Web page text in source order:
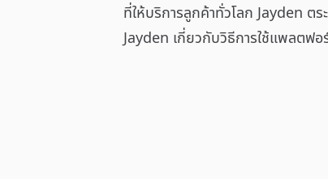
ที่ให้บริการลูกค้าทั่วโลก Jayden ต
Jayden เกี่ยวกับวิธีการใช้แพลตฟอ